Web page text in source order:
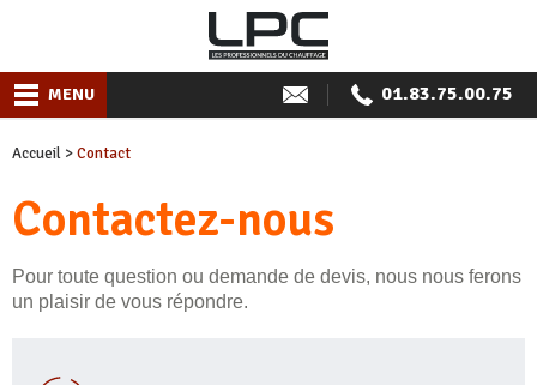
MENU 01.83.75.00.75
Accueil >Contact
Contactez-nous
Pour toute question ou demande de devis, nous nous ferons
un plaisir de vous répondre.